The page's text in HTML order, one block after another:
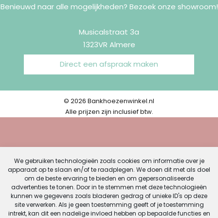
We gebruiken technologieën zoals cookies om informatie over je
apparaat op te slaan en/of te raadplegen. We doen dit met als doel
om de beste ervaring te bieden en om gepersonaliseerde
advertenties te tonen. Door in te stemmen met deze technologieën
kunnen we gegevens zoals bladeren gedrag of unieke ID's op deze
site verwerken. Als je geen toestemming geeft of je toestemming
intrekt, kan dit een nadelige invloed hebben op bepaalde functies en
Benieuwd naar alle mogelijkheden? Bezoek onze showroom!
Musicalstraat 3a
1323VR Almere
Direct een afspraak maken
© 2026 Bankhoezenwinkel.nl
Alle prijzen zijn inclusief btw.